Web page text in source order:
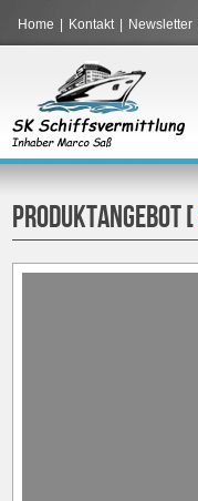
Home Kontakt Newsletter
PRODUKTANGEBOT [